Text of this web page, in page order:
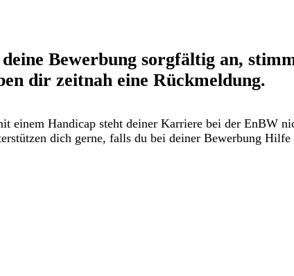
Bewerbung sorgfältig an,
dir zeitnah eine Rückmeldung.
einem Handicap steht deiner Karriere bei der EnBW
dich gerne, falls du bei deiner Bewerbung Hilfe